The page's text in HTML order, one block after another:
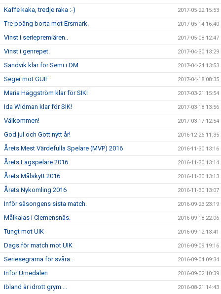
Kaffe kaka, tredje raka :-) 2017-05-22 15:53
Tre poäng borta mot Ersmark. 2017-05-14 16:40
Vinst i seriepremiären.. 2017-05-08 12:47
Vinst i genrepet. 2017-04-30 13:29
Sandvik klar för Semi i DM 2017-04-24 13:53
Seger mot GUIF 2017-04-18 08:35
Maria Häggström klar för SIK! 2017-03-21 15:54
Ida Widman klar för SIK! 2017-03-18 13:56
Välkommen! 2017-03-17 12:54
God jul och Gott nytt år! 2016-12-26 11:35
Årets Mest Värdefulla Spelare (MVP) 2016 2016-11-30 13:16
Årets Lagspelare 2016 2016-11-30 13:14
Årets Målskytt 2016 2016-11-30 13:13
Årets Nykomling 2016 2016-11-30 13:07
Inför säsongens sista match. 2016-09-23 23:19
Målkalas i Clemensnäs. 2016-09-18 22:06
Tungt mot UIK 2016-09-12 13:41
Dags för match mot UIK 2016-09-09 19:16
Seriesegrarna för svåra.. 2016-09-04 09:34
Inför Umedalen 2016-09-02 10:39
Ibland är idrott grym ... 2016-08-21 14:43